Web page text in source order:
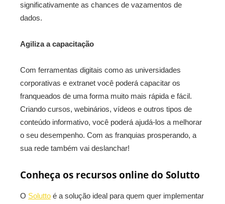
significativamente as chances de vazamentos de
dados.
Agiliza a capacitação
Com ferramentas digitais como as universidades
corporativas e extranet você poderá capacitar os
franqueados de uma forma muito mais rápida e fácil.
Criando cursos, webinários, vídeos e outros tipos de
conteúdo informativo, você poderá ajudá-los a melhorar
o seu desempenho. Com as franquias prosperando, a
sua rede também vai deslanchar!
Conheça os recursos online do Solutto
O Solutto é a solução ideal para quem quer implementar